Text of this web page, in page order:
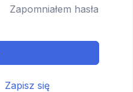
Zapomniałem hasła
Zapisz się